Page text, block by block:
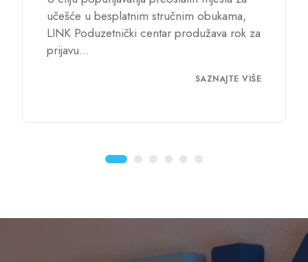
učešće u besplatnim stručnim obukama,
LINK Poduzetnički centar produžava rok za
prijavu...
SAZNAJTE VIŠE